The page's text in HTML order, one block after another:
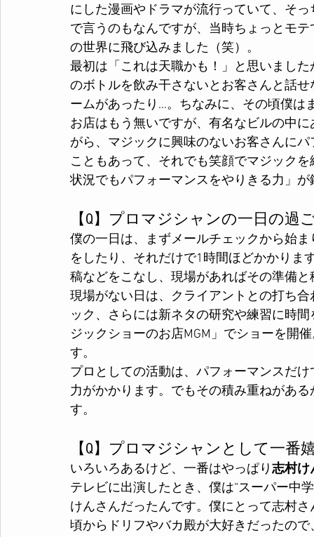
にした漫画やドラマが流行っていて、そ
で言うのもなんですが、当時ちょっとモ
の世界に飛び込みました（笑）。
最初は「これは天職かも！」と思いまし
のボトルを飲み干さないとお客さんと話
ームがあったり…。ちなみに、その頃僕は
お店はもう無いですが、有名なビルの中
がら、マジックに興味のないお客さんに
こともあって、それでも笑顔でマジック
状況でもパフォーマンスをやりきる力」
【Q】プロマジシャンの一日の過
僕の一日は、まずメールチェックから始
をしたり、それだけで1時間ほどかかりま
稿などをこなし、現場があればその準備と
現場がない日は、クライアントとの打ち
ック、さらには新ネタの研究や練習に時
ジックショーのお店MGM」でショーを開
す。
プロとしての活動は、パフォーマンスだ
力がかかります。でもその積み重ねがあ
す。
【Q】プロマジシャンとして一番
いろいろあるけど、一番はやっぱり志村け
テレビに出演したとき、僕は“スーパー中
けんさんだったんです。僕にとって志村さ
頃からドリフやバカ殿が大好きだったの